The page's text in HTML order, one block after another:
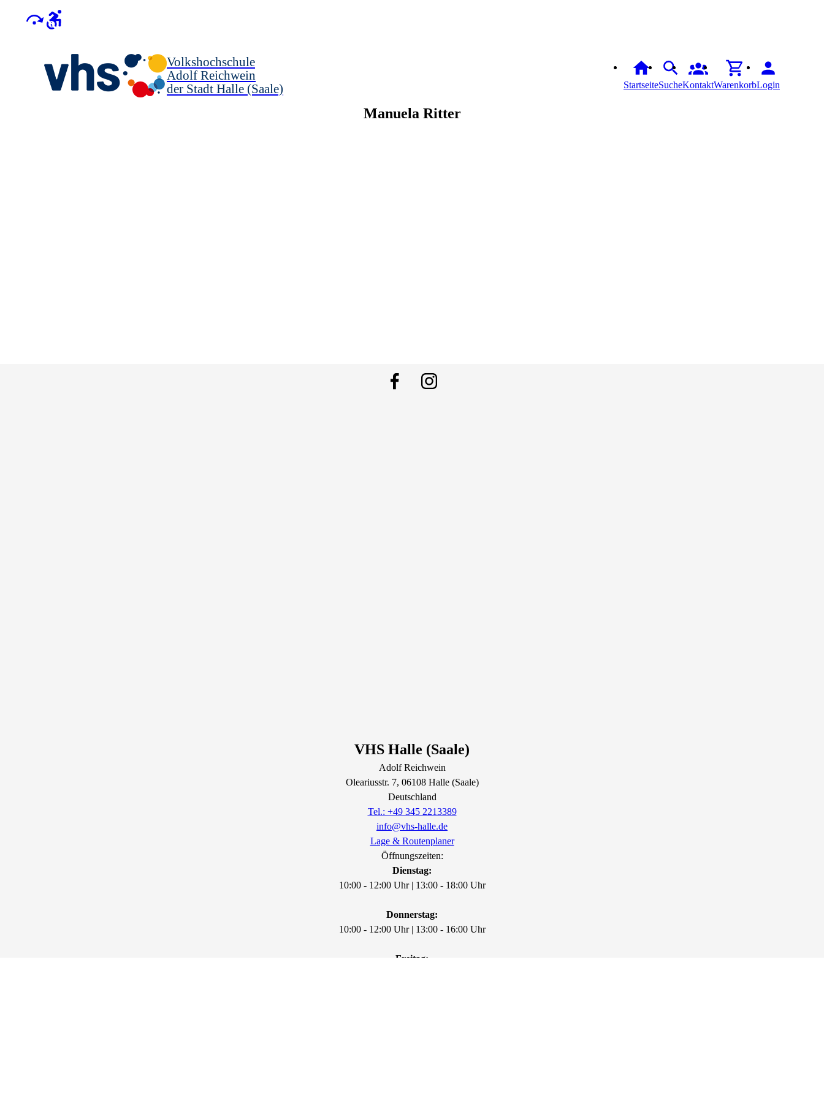
Volkshochschule
Adolf Reichwein
der Stadt Halle (Saale)
StartseiteSucheKontaktWarenkorbLogin
Manuela Ritter
VHS Halle (Saale)
Adolf Reichwein
Oleariusstr. 7, 06108 Halle (Saale)
Deutschland
Tel.: +49 345 2213389
info@vhs-halle.de
Lage & Routenplaner
Öffnungszeiten:
Dienstag:
10:00 - 12:00 Uhr | 13:00 - 18:00 Uhr
Donnerstag:
10:00 - 12:00 Uhr | 13:00 - 16:00 Uhr
Freitag: